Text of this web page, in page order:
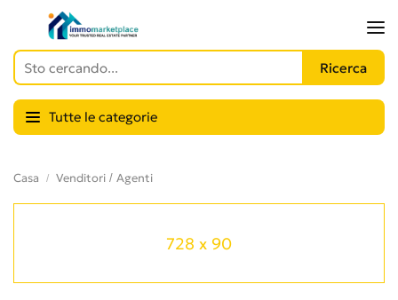
Tutte le categorie
Casa Venditori / Agenti
728 x 90